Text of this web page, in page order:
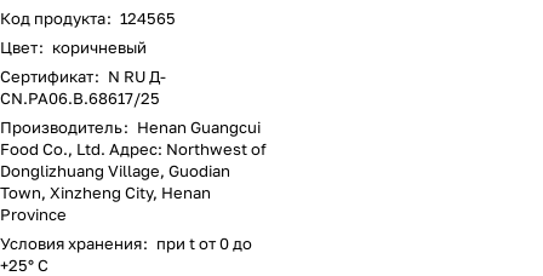
Код продукта: 124565
Цвет: коричневый
Сертификат: N RU Д-
CN.РА06.В.68617/25
Производитель: Henan Guangcui
Food Co., Ltd. Адрес: Northwest of
Donglizhuang Village, Guodian
Town, Xinzheng City, Henan
Province
Условия хранения: при t от 0 до
+25° С